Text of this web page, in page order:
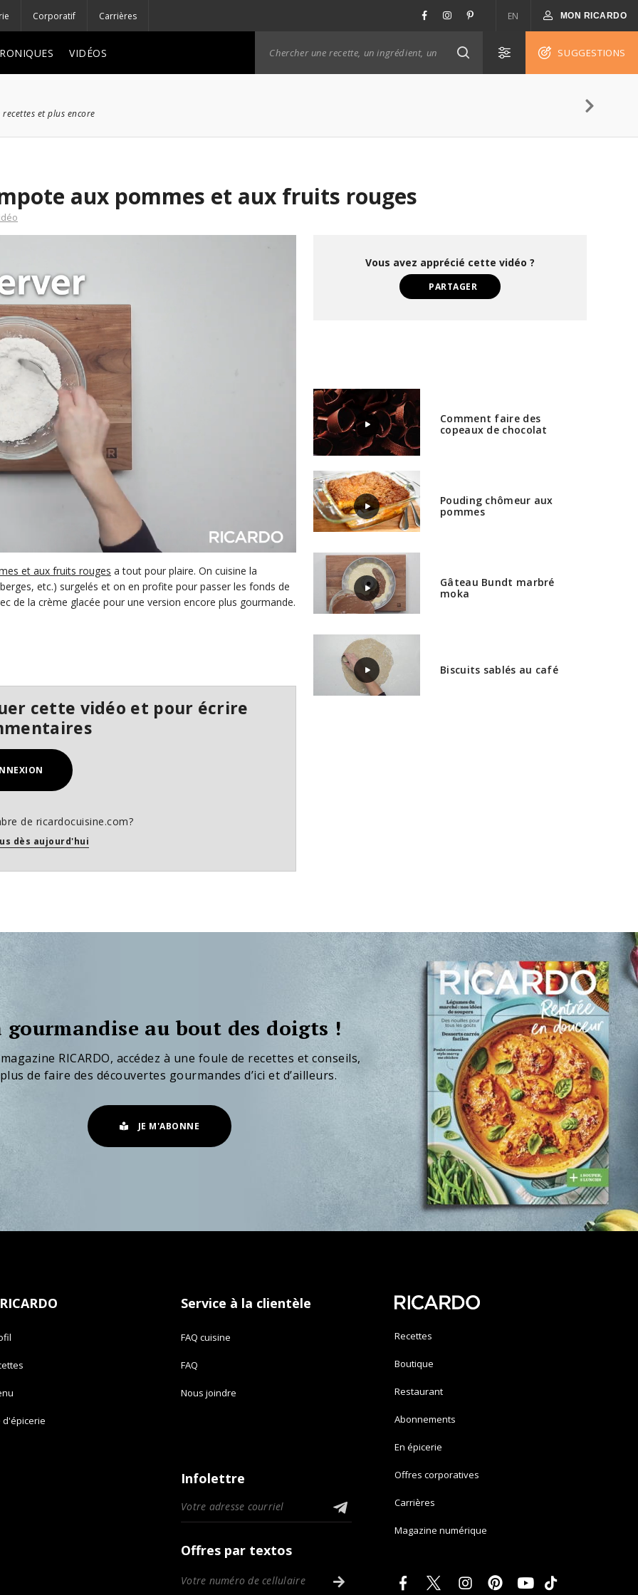
Corporatif Carrières EN MON RICARDO
VIDÉOS SUGGESTIONS
et plus encore
aux pommes et aux fruits rouges
et aux fruits rouges a tout pour plaire. On cuisine la
etc.) surgelés et on en profite pour passer les fonds de
de la crème glacée pour une version encore plus gourmande.
cette vidéo et pour écrire
de ricardocuisine.com?
dès aujourd'hui
Vous avez apprécié cette vidéo ?
PARTAGER
Comment faire des
copeaux de chocolat
Pouding chômeur aux
pommes
Gâteau Bundt marbré
moka
Biscuits sablés au café
gourmandise au bout des doigts !
RICARDO, accédez à une foule de recettes et conseils,
de faire des découvertes gourmandes d’ici et d’ailleurs.
JE M'ABONNE
d'épicerie
Service à la clientèle
FAQ cuisine
FAQ
Nous joindre
Infolettre
Offres par textos
Recettes
Boutique
Restaurant
Abonnements
En épicerie
Offres corporatives
Carrières
Magazine numérique